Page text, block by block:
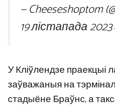
— Cheeseshoptom
19 лістапада 2023
У Кліўлендзе праекцыі
заўважаныя на
стадыёне Браўнс, а